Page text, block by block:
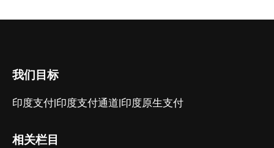
我们目标
印度支付|印度支付通道|印度原生支付
相关栏目